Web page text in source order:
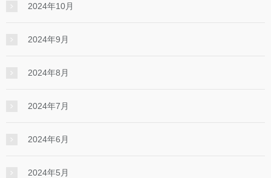
2024年10月
2024年9月
2024年8月
2024年7月
2024年6月
2024年5月